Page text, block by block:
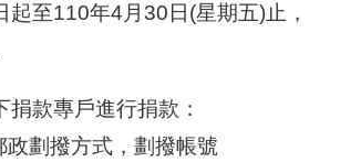
起至110年4月30日(星期五)止，
捐款專戶進行捐款：
政劃撥方式，劃撥帳號